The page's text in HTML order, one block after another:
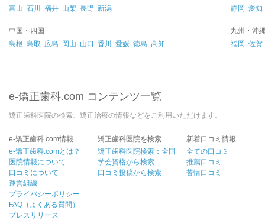
富山 石川 福井 山梨 長野 新潟 静岡 愛知
中国・四国
島根 鳥取 広島 岡山 山口 香川 愛媛 徳島 高知
九州・沖
福岡 佐賀
e-矯正歯科.com コンテンツ一覧
矯正歯科医院の検索、矯正治療の情報などをご利用いただけます。
e-矯正歯科.com情報
e-矯正歯科.comとは？
医院情報について
口コミについて
運営組織
プライバシーポリシー
FAQ（よくある質問）
プレスリリース
矯正歯科医院を検索
矯正歯科医院検索：全国
学会資格から検索
口コミ投稿から検索
新着口コミ情報
全ての口コミ
推薦口コミ
苦情口コミ